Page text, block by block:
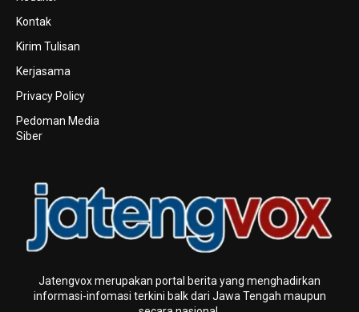
Kontak
Kirim Tulisan
Kerjasama
Privacy Policy
Pedoman Media
Siber
Jatengvox merupakan portal berita yang menghadirkan
informasi-infomasi terkini baIk dari Jawa Tengah maupun